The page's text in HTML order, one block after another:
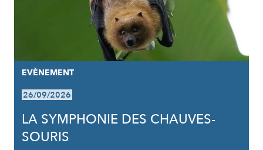
EVÈNEMENT
26/09/2026
LA SYMPHONIE DES CHAUVES-
SOURIS